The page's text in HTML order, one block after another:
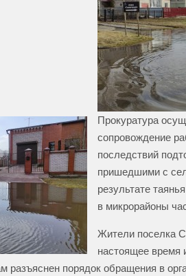
Прокуратура
сопровождение
последствий
пришедшими с
результате
в микрорайоны
Жители поселка
настоящее время
разъяснен порядок обращения в